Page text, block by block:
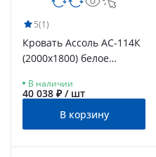
5(1)
Кровать Ассоль АС-114К
(2000x1800) белое
В наличии
40 038 ₽ / шт
В корзину